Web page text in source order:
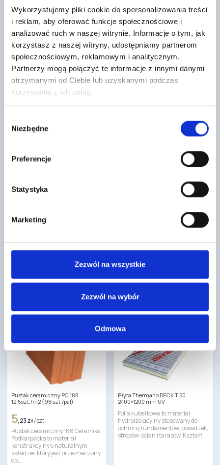
Wykorzystujemy pliki cookie do spersonalizowania treści
i reklam, aby oferować funkcje społecznościowe i
analizować ruch w naszej witrynie. Informacje o tym, jak
korzystasz z naszej witryny, udostępniamy partnerom
społecznościowym, reklamowym i analitycznym.
Partnerzy mogą połączyć te informacje z innymi danymi
otrzymanymi od Ciebie lub uzyskanymi podczas
korzystania z ich usług.
zgody
Niezbędne
Preferencje
Statystyka
Marketing
Zezwól na wszystkie
Zezwól na wybór
Odmowa
Dachówka podstawowa Nelskamp
Sigma LongLife Mat czarny
NELSKAMP
5,67 zł/ szt
Dachówka podstawowa
Nelskamp Sigma LongLife Mat to
betonowa dachówka o
Rigips Masa szpachlowa Vario –
worek 5 KG
40 ,47 zł
/ szt
Rigips® VARIO to najwyższej
jakości, super wytrzymała,
drobnoziarnistego gipsu…
Fuga Monolit (kolor 38 Gold Rock)
Fuga Monolit produkcji Technika
spoina poliasparginowa,
profilowania narożników
zewnętrznych…
Fuga Monolit (kolor 43 Wooden Grey)
Fuga Monolit produkcji Technika
spoina poliasparginowa,
szczególnie polecana do
profilowania narożników
zewnętrznych…
Pustak ceramiczny PC 188
12,5szt./m2 (96szt./pal)
5,23 zł/ szt
Pustak ceramiczny 188 Ceramika
Podkarpacka to materiał
konstrukcyjny o naturalnym
składzie, który jest przeznaczony
do…
Płyta Thermano DECK T 50
2400×1200 mm UV
Folia kubełkowa to materiał
hydroizolacyjny stosowany do
ochrony fundamentów, posadzek,
stropów, ścian i tarasów. Kształt…